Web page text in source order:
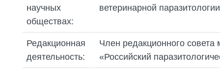
научных
обществах:
ветеринарной
Редакционная
деятельность:
Член редакционного
«Российский